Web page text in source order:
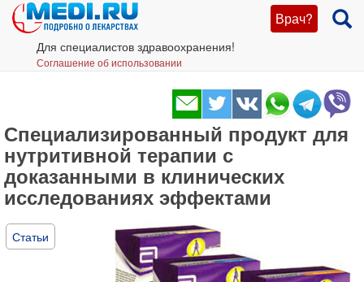
Врач?
Для специалистов здравоохранения!
Соглашение об использовании
Специализированный продукт для
нутритивной терапии с
доказанными в клинических
исследованиях эффектами
Статьи